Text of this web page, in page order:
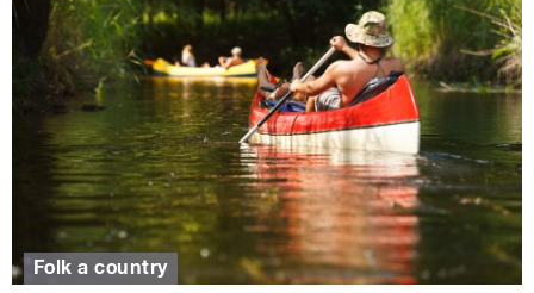
Folk a country